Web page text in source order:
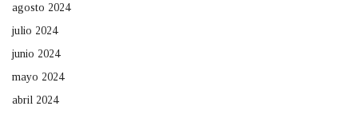
agosto 2024
julio 2024
junio 2024
mayo 2024
abril 2024